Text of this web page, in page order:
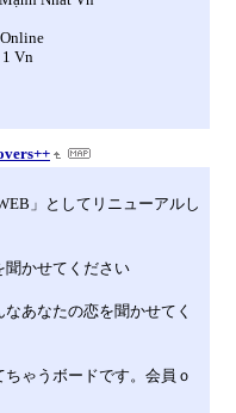
Vn
」としてリニューアルし
聞かせてください
あなたの恋を聞かせてく
ゃうボードです。会員ｏ